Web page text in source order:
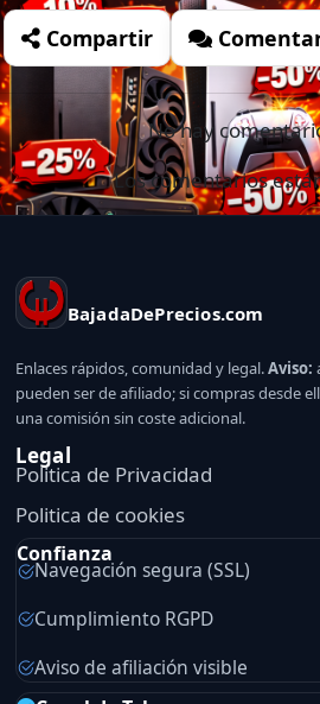
Compartir
No hay
Los comentarios
BajadaDePrecios.com
Enlaces rápidos, comunidad y legal.Aviso:
pueden ser de afiliado; si compras desde
una comisión sin coste adicional.
Legal
Politica de Privacidad
Politica de cookies
Confianza
Navegación segura (SSL)
Cumplimiento RGPD
Aviso de afiliación visible